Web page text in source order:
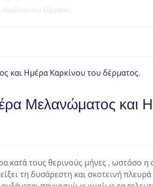
του δέρματος.
Μελανώματος και
κατά τους θερινούς μήνες , ωστόσο η
τη δυσάρεστη και σκοτεινή πλευρά